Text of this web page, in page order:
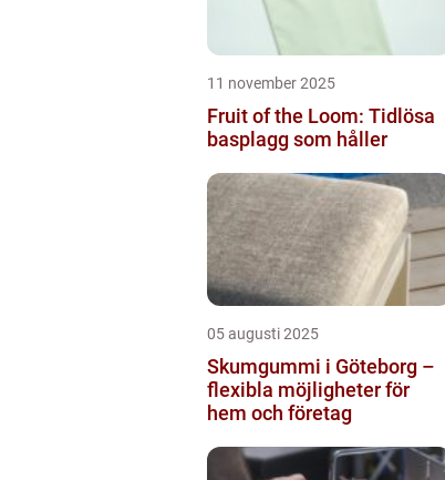
11 november 2025
Fruit of the Loom: Tidlösa
basplagg som håller
05 augusti 2025
Skumgummi i Göteborg –
flexibla möjligheter för
hem och företag